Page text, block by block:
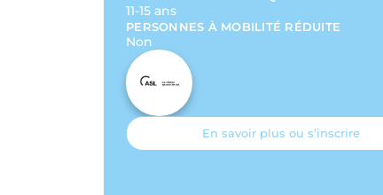
11-15 ans
PERSONNES À MOBILITÉ RÉDUITE
Non
En savoir plus ou s’inscrire